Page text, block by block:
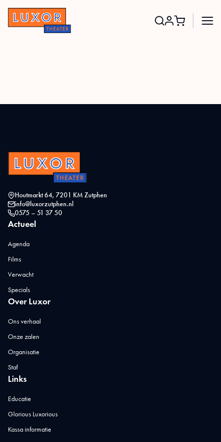
Houtmarkt 64, 7201 KM Zutphen
info@luxorzutphen.nl
0575 – 51 37 50
Actueel
Agenda
Films
Verwacht
Specials
Over Luxor
Ons verhaal
Onze zalen
Organisatie
Staf
Links
Educatie
Glorious Luxorious
Kassa informatie